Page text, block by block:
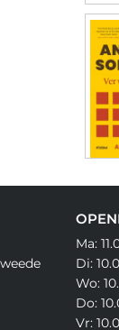
Ma:
Di:
Wo:
Do:
Vr: